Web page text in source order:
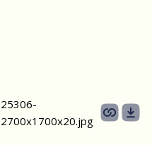
25306-
2700х1700x20.jpg